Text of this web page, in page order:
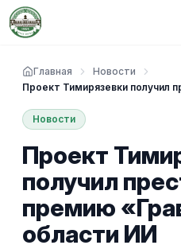
Главная
Новости
Проект Тимирязевки получил
Новости
Проект
получил
премию
области ИИ